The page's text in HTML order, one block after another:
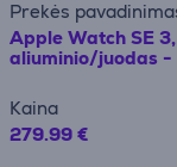
Prekės
Apple Watch SE
aliuminio/juodas -
Kaina
279.99 €